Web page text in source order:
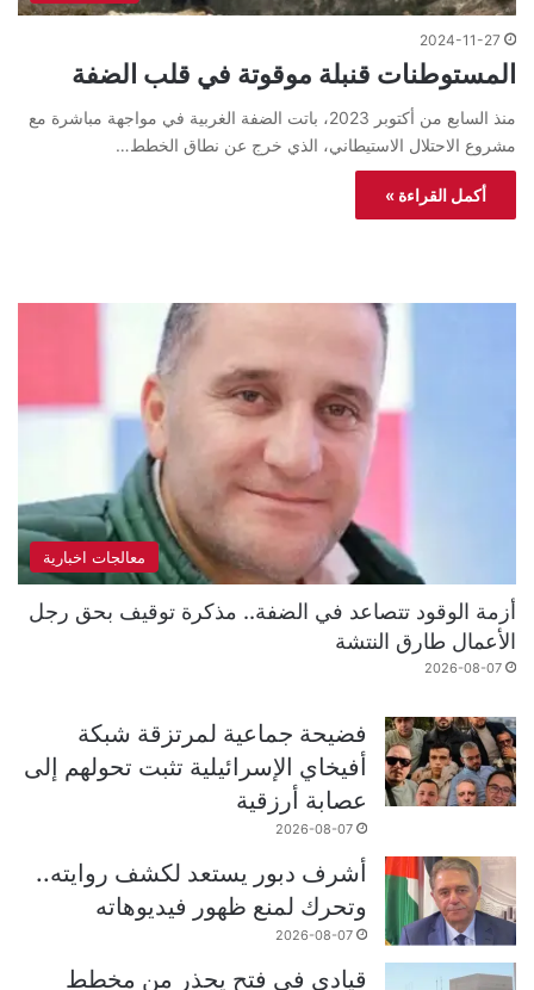
2024-11-27
المستوطنات قنبلة موقوتة في قلب الضفة
منذ السابع من أكتوبر 2023، باتت الضفة الغربية في مواجهة مباشرة مع
مشروع الاحتلال الاستيطاني، الذي خرج عن نطاق الخطط…
أكمل القراءة »
معالجات اخبارية
أزمة الوقود تتصاعد في الضفة.. مذكرة توقيف بحق رجل
الأعمال طارق النتشة
2026-08-07
فضيحة جماعية لمرتزقة شبكة
أفيخاي الإسرائيلية تثبت تحولهم إلى
عصابة أرزقية
2026-08-07
أشرف دبور يستعد لكشف روايته..
وتحرك لمنع ظهور فيديوهاته
2026-08-07
قيادي في فتح يحذر من مخطط